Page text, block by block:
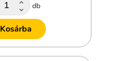
db
Kosárba